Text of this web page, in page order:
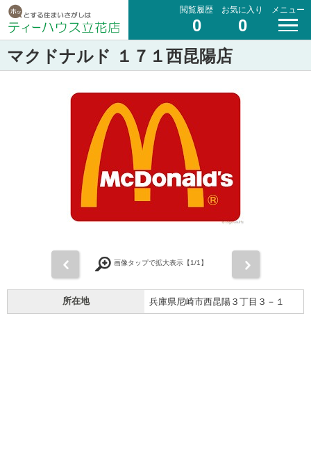
閲覧履歴
0
お気に入り
0
メニュー
マクドナルド １７１西昆陽店
画像タップで拡大表示【1/1】
所在地 兵庫県尼崎市西昆陽３丁目３－１